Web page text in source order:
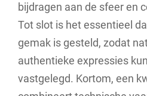
bijdragen aan de sfeer en
Tot slot is het essentieel
gemak is gesteld, zodat
authentieke expressies
vastgelegd. Kortom, een